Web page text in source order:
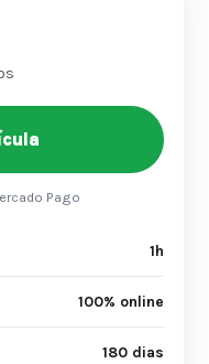
Pago
1h
100% online
180 dias